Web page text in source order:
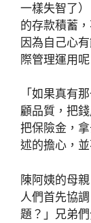
一樣失智了
的存款積蓄
因為自己心
際管理運用呢
「如果真有
顧品質，把
把保險金，
述的擔心，
陳阿姨的母
人們首先協
題？」兄弟